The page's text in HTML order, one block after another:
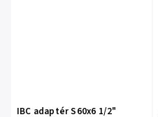
IBC adaptér S60x6 1/2"